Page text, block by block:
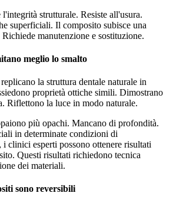
strutturale. Resiste all'usura.
superficiali. Il composito subisce una
manutenzione e sostituzione.
meglio lo smalto
la struttura dentale naturale in
proprietà ottiche simili. Dimostrano
Riflettono la luce in modo naturale.
più opachi. Mancano di profondità.
in determinate condizioni di
clinici esperti possono ottenere risultati
Questi risultati richiedono tecnica
dei materiali.
sono reversibili